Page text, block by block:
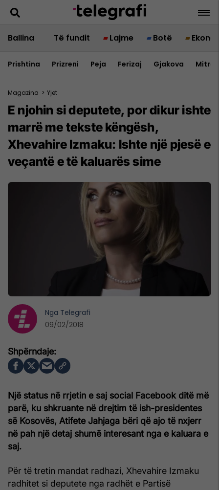
Ballina Të fundit Lajme Botë
Prishtina Prizreni Peja Ferizaj Gjakova
Magazina > Yjet
E njohin si deputete, por dikur ishte
marrë me tekste këngësh,
Xhevahire Izmaku: Ishte një pjesë e
veçantë e të kaluarës sime
Një status në rrjetin e saj social Facebook ditë më
parë, ku shkruante në drejtim të ish-presidentes
së Kosovës, Atifete Jahjaga bëri që ajo të nxjerr
në pah një detaj shumë interesant nga e kaluara e
saj.
Për të tretin mandat radhazi, Xhevahire Izmaku
radhitet si deputete nga radhët e Partisë
Nga Telegrafi
09/02/2018